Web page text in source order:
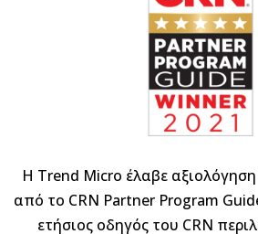
Η Trend Micro έλαβε
από το CRN Partner Program
ετήσιος οδηγός του CRN